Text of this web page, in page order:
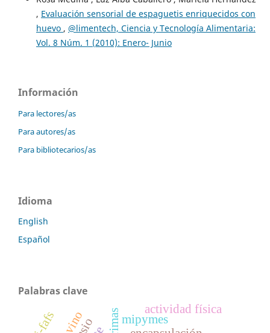
, Evaluación sensorial de espaguetis enriquecidos con
huevo , @limentech, Ciencia y Tecnología Alimentaria:
Vol. 8 Núm. 1 (2010): Enero- Junio
Información
Para lectores/as
Para autores/as
Para bibliotecarios/as
Idioma
English
Español
Palabras clave
mipymes
actividad física